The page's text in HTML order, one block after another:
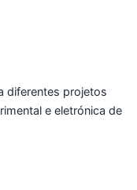
diferentes projetos
e eletrónica de